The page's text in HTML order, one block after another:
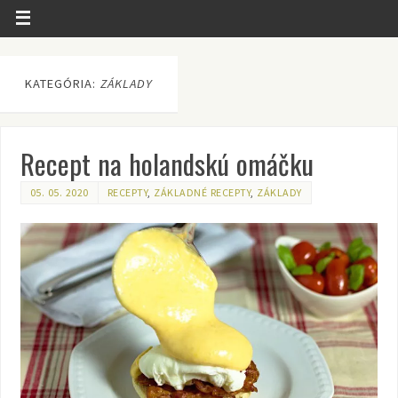
KATEGÓRIA: ZÁKLADY
Recept na holandskú omáčku
05. 05. 2020 RECEPTY, ZÁKLADNÉ RECEPTY, ZÁKLADY